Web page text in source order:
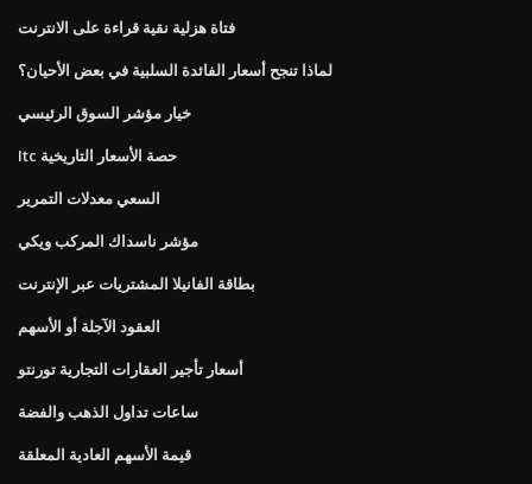
فتاة هزلية نقية قراءة على الانترنت
لماذا تنجح أسعار الفائدة السلبية في بعض الأحيان؟
خيار مؤشر السوق الرئيسي
Itc حصة الأسعار التاريخية
السعي معدلات التمرير
مؤشر ناسداك المركب ويكي
بطاقة الفانيلا المشتريات عبر الإنترنت
العقود الآجلة أو الأسهم
أسعار تأجير العقارات التجارية تورنتو
ساعات تداول الذهب والفضة
قيمة الأسهم العادية المعلقة